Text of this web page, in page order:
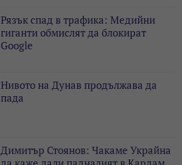
Рязък спад в трафика: Медийни
гиганти обмислят да блокират
Google
Нивото на Дунав продължава да
пада
Димитър Стоянов: Чакаме Украйна